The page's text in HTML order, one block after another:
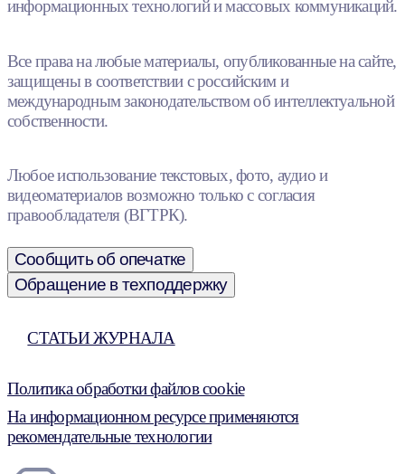
информационных технологий и массовых коммуникаций.
Все права на любые материалы, опубликованные на сайте,
защищены в соответствии с российским и
международным законодательством об интеллектуальной
собственности.
Любое использование текстовых, фото, аудио и
видеоматериалов возможно только с согласия
правообладателя (ВГТРК).
Сообщить об опечатке
Обращение в техподдержку
СТАТЬИ ЖУРНАЛА
Политика обработки файлов cookie
На информационном ресурсе применяются
рекомендательные технологии